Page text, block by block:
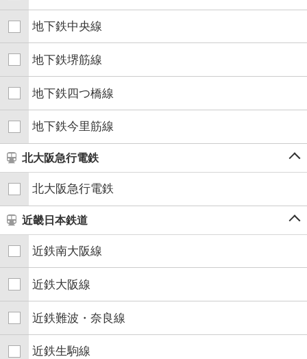
地下鉄中央線
地下鉄堺筋線
地下鉄四つ橋線
地下鉄今里筋線
北大阪急行電鉄
北大阪急行電鉄
近畿日本鉄道
近鉄南大阪線
近鉄大阪線
近鉄難波・奈良線
近鉄生駒線